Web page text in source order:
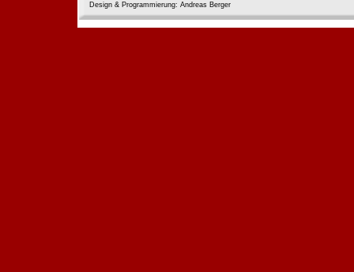
Design & Programmierung: Andreas Berger